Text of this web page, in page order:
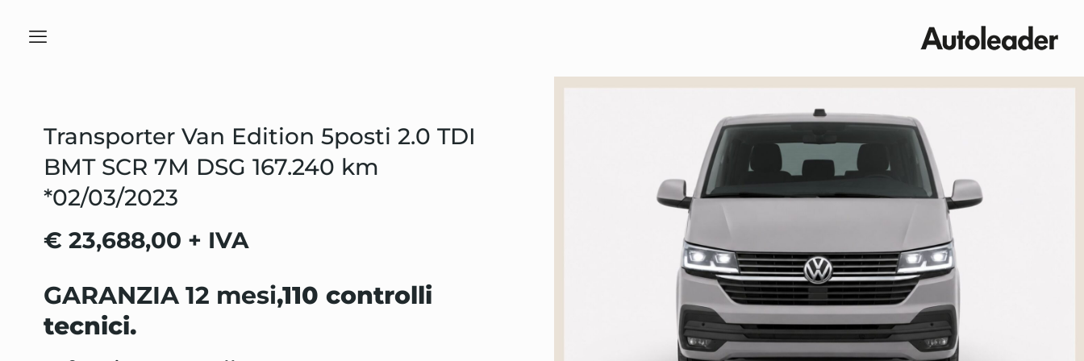
Transporter Van Edition 5posti 2.0 TDI
BMT SCR 7M DSG 167.240 km
*02/03/2023
€ 23,688,00 + IVA
GARANZIA 12 mesi,110 controlli
tecnici.